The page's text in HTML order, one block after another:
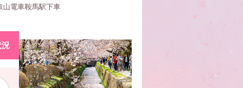
山電車鞍馬駅下車
況